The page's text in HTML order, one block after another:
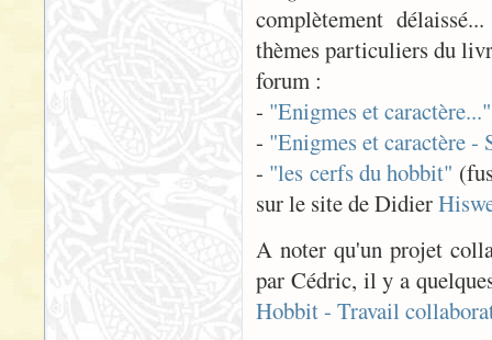
complètement
thèmes particuliers du
forum :
- "Enigmes et caractère..."
- "Enigmes et caractère -
- "les cerfs du hobbit"
sur le site de Didier
A noter qu'un projet
par Cédric, il y a
Hobbit - Travail